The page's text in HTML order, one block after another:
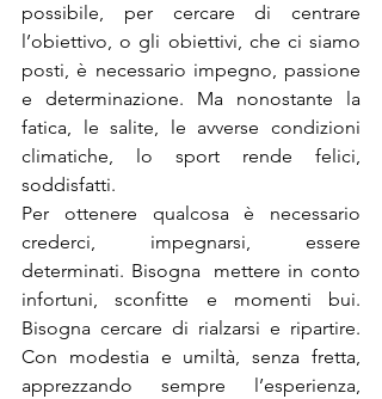
possibile, per cercare di centrare
l’obiettivo, o gli obiettivi, che ci siamo
posti, è necessario impegno, passione
e determinazione. Ma nonostante la
fatica, le salite, le avverse condizioni
climatiche, lo sport rende felici,
soddisfatti.
Per ottenere qualcosa è necessario
crederci, impegnarsi, essere
determinati. Bisogna  mettere in conto
infortuni, sconfitte e momenti bui.
Bisogna cercare di rialzarsi e ripartire.
Con modestia e umiltà, senza fretta,
apprezzando sempre l’esperienza,